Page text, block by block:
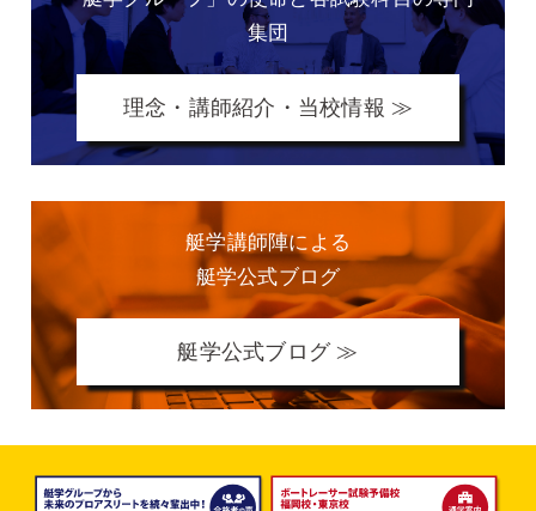
集団
理念・講師紹介・当校情報 ≫
艇学講師陣による
艇学公式ブログ
艇学公式ブログ ≫